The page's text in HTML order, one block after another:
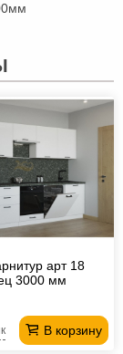
арт 18
3000 мм
В корзину